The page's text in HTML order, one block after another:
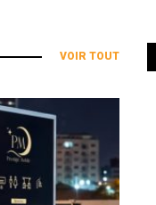
VOIR TOUT